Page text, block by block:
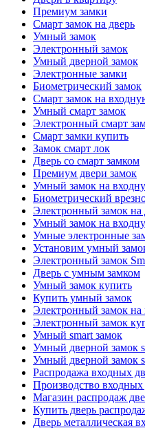
Премиум замки
Смарт замок на дверь
Умный замок
Электронный замок
Умный дверной замок
Электронные замки
Биометрический замок
Смарт замок на
Умный смарт замок
Электронный смарт
Смарт замки купить
Замок смарт лок
Дверь со смарт замком
Премиум двери замок
Умный замок на
Биометрический
Электронный замок на
Умный замок на
Умные электронные
Установим умный
Электронный замок
Дверь с умным замком
Умный замок купить
Купить умный замок
Электронный замок
Электронный замок
Умный smart замок
Умный дверной замок
Умный дверной замок
Распродажа входных
Производство входных
Магазин распродаж
Купить дверь
Дверь металлическая